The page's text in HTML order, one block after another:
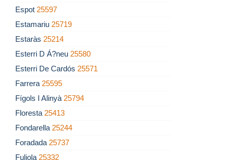
Espot 25597
Estamariu 25719
Estaràs 25214
Esterri D Á?neu 25580
Esterri De Cardós 25571
Farrera 25595
Fígols I Alinyà 25794
Floresta 25413
Fondarella 25244
Foradada 25737
Fuliola 25332